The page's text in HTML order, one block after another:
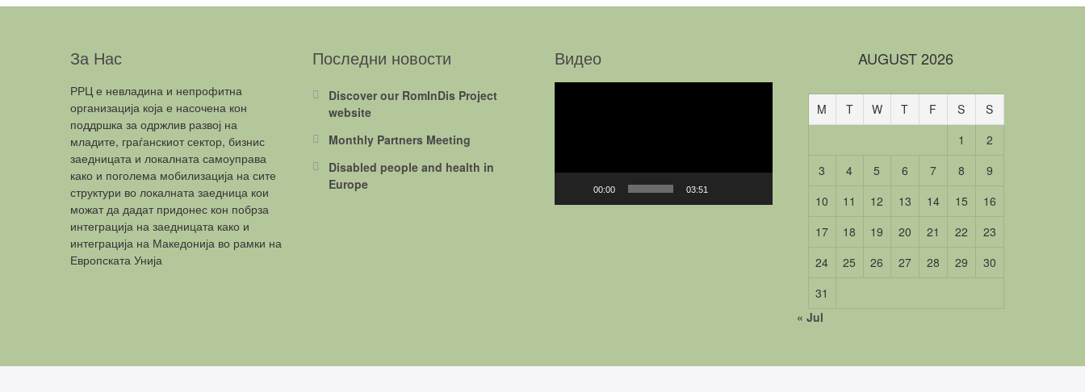
За Нас
РРЦ е невладина и непрофитна
организација која е насочена кон
поддршка за одржлив развој на
младите, граѓанскиот сектор, бизнис
заедницата и локалната самоуправа
како и поголема мобилизација на сите
структури во локалната заедница кои
можат да дадат придонес кон побрза
интеграција на заедницата како и
интеграција на Македонија во рамки на
Европската Унија
Последни новости
Discover our RomInDis Project
website
Monthly Partners Meeting
Disabled people and health in
Europe
Видео
00:00 03:51
AUGUST 2026
M T W T F S
S
1
2
3
4 5 6 7 8
9
10
11 12 13 14 15
16
17
18 19 20 21 22
23
24
25 26 27 28 29
30
31
« Jul